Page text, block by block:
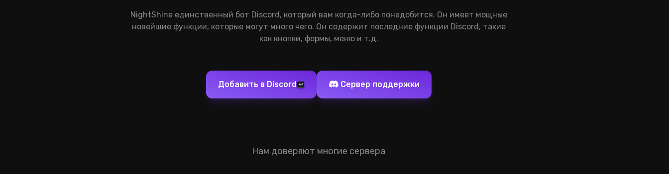
NightShine единственный бот Discord, который вам когда-либо понадобится. Он имеет мощные
новейшие функции, которые могут много чего. Он содержит последние функции Discord, такие
как кнопки, формы, меню и т.д.
Добавить в Discord ↩ Сервер поддержки
Нам доверяют многие сервера